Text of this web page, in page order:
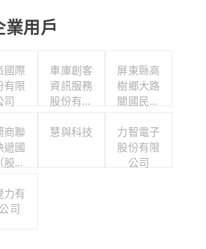
用戶
國際
有限
司
車庫創客
資訊服務
股份有限
屏東縣高
樹鄉大路
關國民小
商聯
遞國
股）
司職
利委
慧與科技
力智電子
股份有限
公司
力有
司